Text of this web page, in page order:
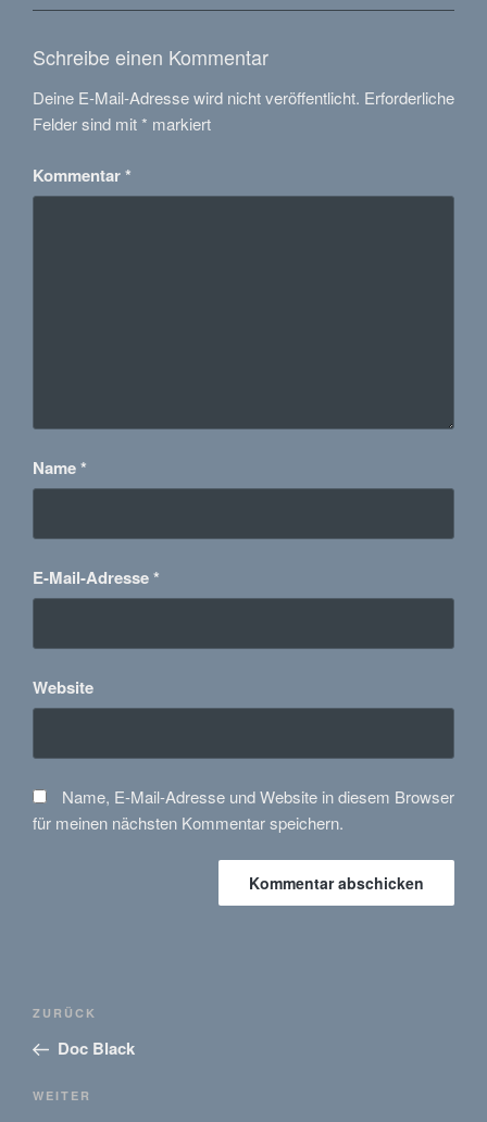
Schreibe einen Kommentar
Deine E-Mail-Adresse wird nicht veröffentlicht. Erforderliche
Felder sind mit* markiert
Kommentar*
Name*
E-Mail-Adresse*
Website
Name, E-Mail-Adresse und Website in diesem Browser
für meinen nächsten Kommentar speichern.
Beitragsnavigation
Vorheriger
Beitrag
ZURÜCK
Doc Black
Nächster
WEITER